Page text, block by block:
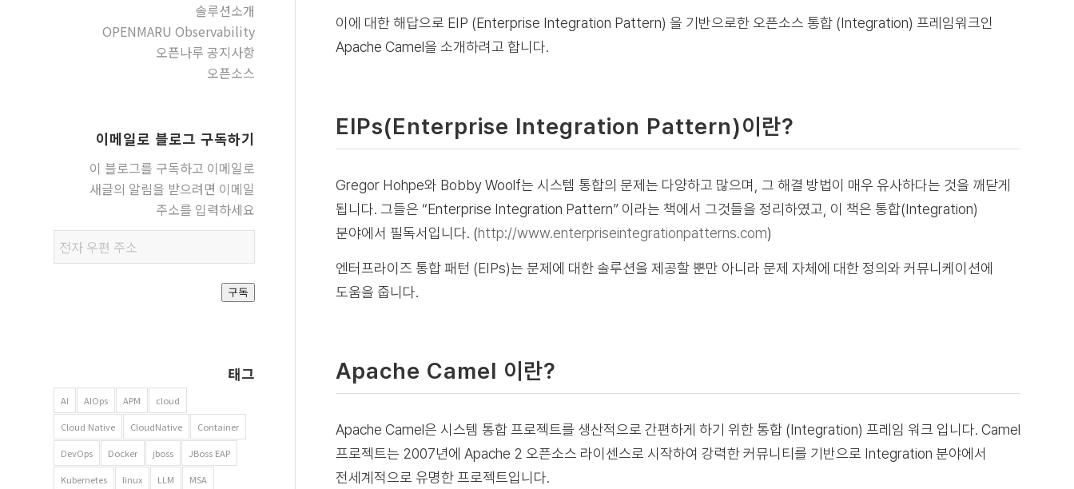
이에 대한 해답으로 EIP (Enterprise Integration Pattern) 을 기반으로한 오픈소스 통합 (Integration) 프레임워크인
Apache Camel을 소개하려고 합니다.
EIPs(Enterprise Integration Pattern)이란?
Gregor Hohpe와 Bobby Woolf는 시스템 통합의 문제는 다양하고 많으며, 그 해결 방법이 매우 유사하다는 것을 깨닫게
됩니다. 그들은 “Enterprise Integration Pattern” 이라는 책에서 그것들을 정리하였고, 이 책은 통합(Integration)
분야에서 필독서입니다. (http://www.enterpriseintegrationpatterns.com)
엔터프라이즈 통합 패턴 (EIPs)는 문제에 대한 솔루션을 제공할 뿐만 아니라 문제 자체에 대한 정의와 커뮤니케이션에
도움을 줍니다.
Apache Camel 이란?
Apache Camel은 시스템 통합 프로젝트를 생산적으로 간편하게 하기 위한 통합 (Integration) 프레임 워크 입니다. Camel
프로젝트는 2007년에 Apache 2 오픈소스 라이센스로 시작하여 강력한 커뮤니티를 기반으로 Integration 분야에서
전세계적으로 유명한 프로젝트입니다.
솔루션소개
OPENMARU Observability
오픈나루 공지사항
오픈소스
이메일로 블로그 구독하기
이 블로그를 구독하고 이메일로
새글의 알림을 받으려면 이메일
주소를 입력하세요
우편
주소
구독
태그
AI AIOps APM cloud
Cloud Native CloudNative Container
DevOps Docker jboss JBoss EAP
Kubernetes linux LLM MSA